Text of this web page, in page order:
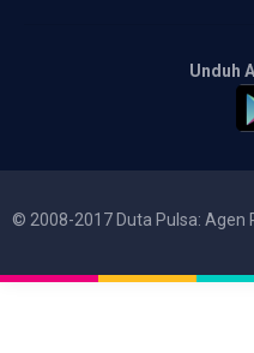
Unduh
© 2008-2017 Duta Pulsa: Agen